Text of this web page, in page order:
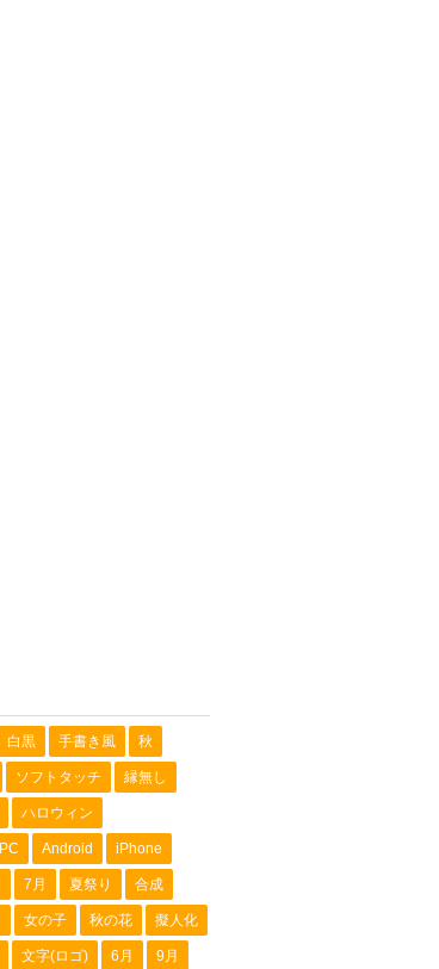
白黒 手書き風 秋
ソフトタッチ 縁無し
ハロウィン
PC Android iPhone
7月 夏祭り 合成
女の子 秋の花 擬人化
文字(ロゴ) 6月 9月